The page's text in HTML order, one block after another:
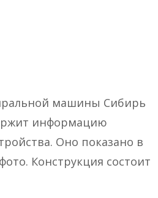
машины Сибирь
информацию
Оно показано в
Конструкция состоит